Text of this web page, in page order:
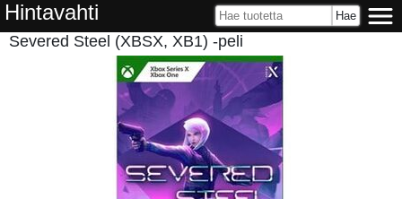
Hintavahti
Severed Steel (XBSX, XB1) -peli